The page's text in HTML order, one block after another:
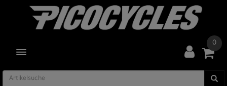
TOGGLE NAVIGATION
0